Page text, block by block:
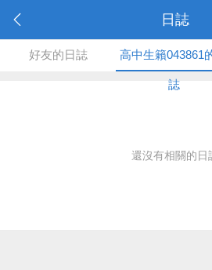
日誌
好友的日誌 高中生籟043861
誌
還沒有相關的日